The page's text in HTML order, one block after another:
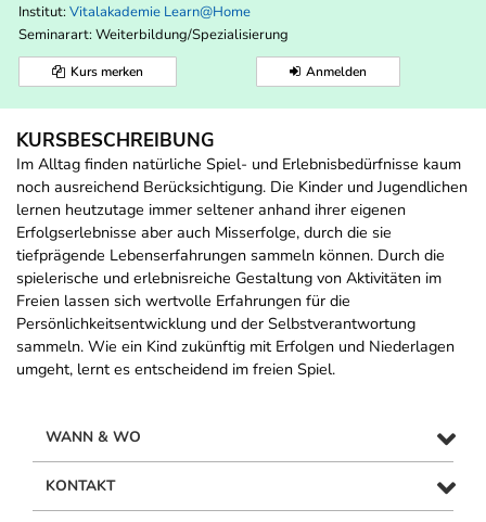
Institut: Vitalakademie Learn@Home
Seminarart: Weiterbildung/Spezialisierung
Kurs merken Anmelden
KURSBESCHREIBUNG
Im Alltag finden natürliche Spiel- und Erlebnisbedürfnisse kaum
noch ausreichend Berücksichtigung. Die Kinder und Jugendlichen
lernen heutzutage immer seltener anhand ihrer eigenen
Erfolgserlebnisse aber auch Misserfolge, durch die sie
tiefprägende Lebenserfahrungen sammeln können. Durch die
spielerische und erlebnisreiche Gestaltung von Aktivitäten im
Freien lassen sich wertvolle Erfahrungen für die
Persönlichkeitsentwicklung und der Selbstverantwortung
sammeln. Wie ein Kind zukünftig mit Erfolgen und Niederlagen
umgeht, lernt es entscheidend im freien Spiel.
WANN & WO
KONTAKT